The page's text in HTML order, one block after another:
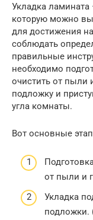
Укладка ламината
которую можно
для достижения
соблюдать
правильные
необходимо
очистить от пыли
подложку и
угла комнаты.
Вот основные
от пыли и
Укладка
подложки.